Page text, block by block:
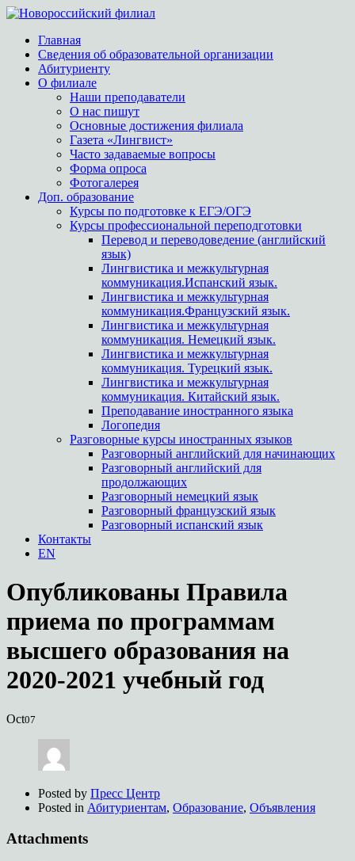
Главная
Сведения об образовательной организации
Абитуриенту
О филиале
Наши преподаватели
О нас пишут
Основные достижения филиала
Газета «Лингвист»
Часто задаваемые вопросы
Форма опроса
Фотогалерея
Доп. образование
Курсы по подготовке к ЕГЭ/ОГЭ
Курсы профессиональной переподготовки
Перевод и переводоведение (английский
язык)
Лингвистика и межкультурная
коммуникация.Испанский язык.
Лингвистика и межкультурная
коммуникация.Французский язык.
Лингвистика и межкультурная
коммуникация. Немецкий язык.
Лингвистика и межкультурная
коммуникация. Турецкий язык.
Лингвистика и межкультурная
коммуникация. Китайский язык.
Преподавание иностранного языка
Логопедия
Разговорные курсы иностранных языков
Разговорный английский для начинающих
Разговорный английский для
продолжающих
Разговорный немецкий язык
Разговорный французский язык
Разговорный испанский язык
Контакты
EN
Опубликованы Правила
приема по программам
высшего образования на
2020-2021 учебный год
Oct07
Posted by Пресс Центр
Posted in Абитуриентам, Образование, Объявления
Attachments